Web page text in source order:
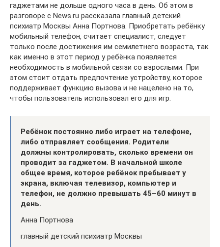
гаджетами не дольше одного часа в день. Об этом в
разговоре с News.ru рассказала главный детский
психиатр Москвы Анна Портнова. Приобретать ребёнку
мобильный телефон, считает специалист, следует
только после достижения им семилетнего возраста, так
как именно в этот период у ребёнка появляется
необходимость в мобильной связи со взрослыми. При
этом стоит отдать предпочтение устройству, которое
поддерживает функцию вызова и не нацелено на то,
чтобы пользователь использовал его для игр.
Ребёнок постоянно либо играет на телефоне,
либо отправляет сообщения. Родители
должны контролировать, сколько времени он
проводит за гаджетом. В начальной школе
общее время, которое ребёнок пребывает у
экрана, включая телевизор, компьютер и
телефон, не должно превышать 45–60 минут в
день.
Анна Портнова
главный детский психиатр Москвы